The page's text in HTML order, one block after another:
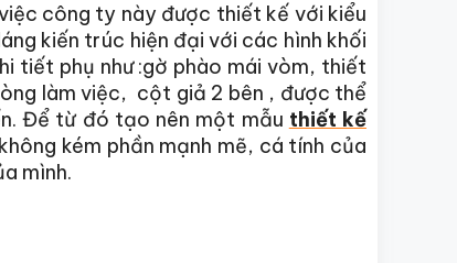
công ty này được thiết kế với kiểu
kiến trúc hiện đại với các hình khối
tiết phụ như :gờ phào mái vòm, thiết
làm việc, cột giả 2 bên , được thể
Để từ đó tạo nên một mẫu thiết kế
kém phần mạnh mẽ, cá tính của
mình.